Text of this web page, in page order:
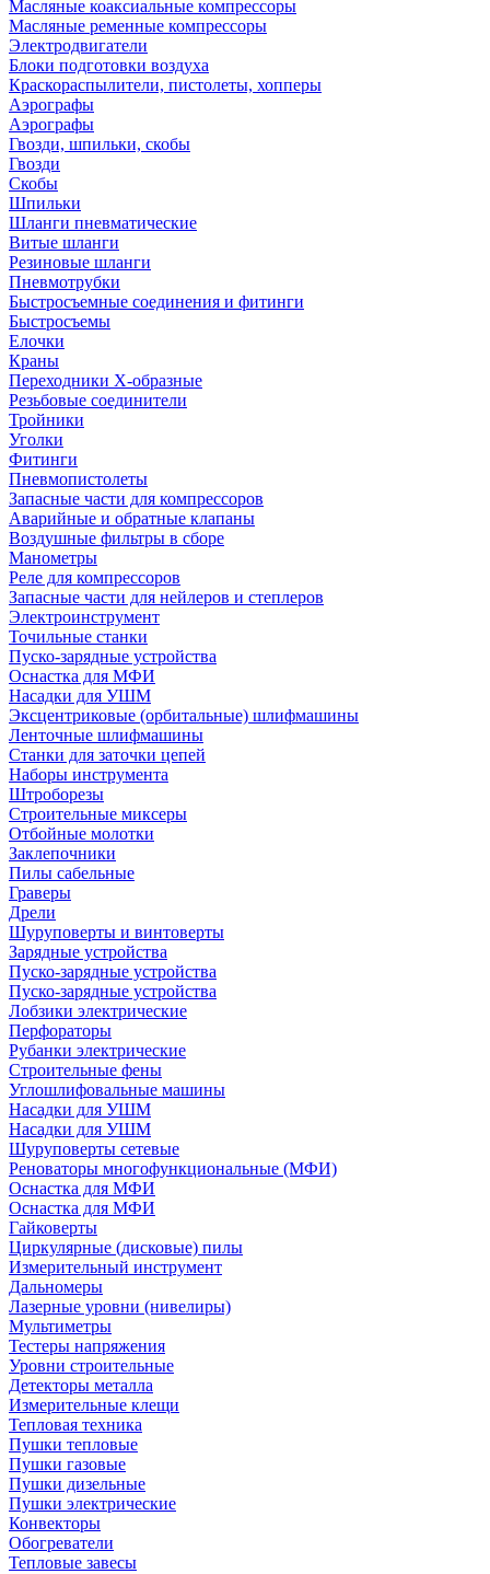
Масляные коаксиальные компрессоры
Масляные ременные компрессоры
Электродвигатели
Блоки подготовки воздуха
Краскораспылители, пистолеты, хопперы
Аэрографы
Аэрографы
Гвозди, шпильки, скобы
Гвозди
Скобы
Шпильки
Шланги пневматические
Витые шланги
Резиновые шланги
Пневмотрубки
Быстросъемные соединения и фитинги
Быстросъемы
Елочки
Краны
Переходники Х-образные
Резьбовые соединители
Тройники
Уголки
Фитинги
Пневмопистолеты
Запасные части для компрессоров
Аварийные и обратные клапаны
Воздушные фильтры в сборе
Манометры
Реле для компрессоров
Запасные части для нейлеров и степлеров
Электроинструмент
Точильные станки
Пуско-зарядные устройства
Оснастка для МФИ
Насадки для УШМ
Эксцентриковые (орбитальные) шлифмашины
Ленточные шлифмашины
Станки для заточки цепей
Наборы инструмента
Штроборезы
Строительные миксеры
Отбойные молотки
Заклепочники
Пилы сабельные
Граверы
Дрели
Шуруповерты и винтоверты
Зарядные устройства
Пуско-зарядные устройства
Пуско-зарядные устройства
Лобзики электрические
Перфораторы
Рубанки электрические
Строительные фены
Углошлифовальные машины
Насадки для УШМ
Насадки для УШМ
Шуруповерты сетевые
Реноваторы многофункциональные (МФИ)
Оснастка для МФИ
Оснастка для МФИ
Гайковерты
Циркулярные (дисковые) пилы
Измерительный инструмент
Дальномеры
Лазерные уровни (нивелиры)
Мультиметры
Тестеры напряжения
Уровни строительные
Детекторы металла
Измерительные клещи
Тепловая техника
Пушки тепловые
Пушки газовые
Пушки дизельные
Пушки электрические
Конвекторы
Обогреватели
Тепловые завесы